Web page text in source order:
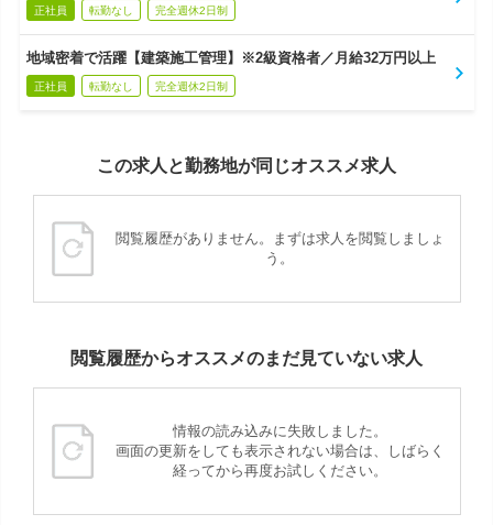
正社員 転勤なし 完全週休2日制
地域密着で活躍【建築施工管理】※2級資格者／月給32万円以上
正社員 転勤なし 完全週休2日制
この求人と勤務地が同じオススメ求人
閲覧履歴がありません。まずは求人を閲覧しましょ
う。
閲覧履歴からオススメのまだ見ていない求人
情報の読み込みに失敗しました。
画面の更新をしても表示されない場合は、しばらく
経ってから再度お試しください。